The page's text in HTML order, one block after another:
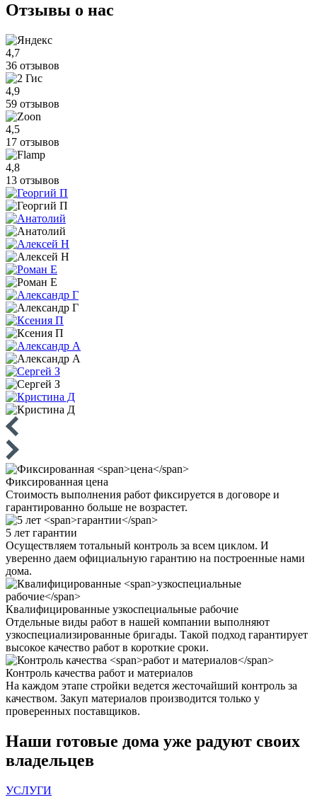
Отзывы о нас
4,7
36 отзывов
4,9
59 отзывов
4,5
17 отзывов
4,8
13 отзывов
Фиксированная цена
Стоимость выполнения работ фиксируется в договоре и
гарантированно больше не возрастет.
5 лет гарантии
Осуществляем тотальный контроль за всем циклом. И
уверенно даем официальную гарантию на построенные нами
дома.
Квалифицированные узкоспециальные рабочие
Отдельные виды работ в нашей компании выполняют
узкоспециализированные бригады. Такой подход гарантирует
высокое качество работ в короткие сроки.
Контроль качества работ и материалов
На каждом этапе стройки ведется жесточайший контроль за
качеством. Закуп материалов производится только у
проверенных поставщиков.
Наши готовые дома уже радуют своих
владельцев
УСЛУГИ